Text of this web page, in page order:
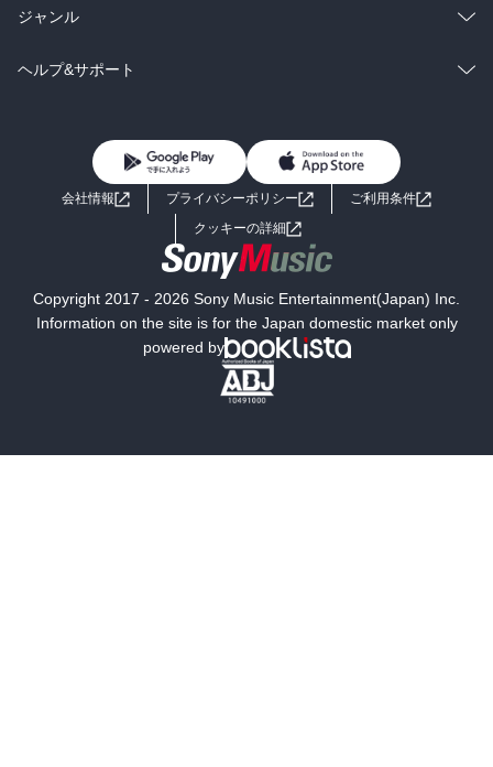
BL・TL
雑誌・グラビア
BL・TL
ラノベ
雑誌・グラビア
総合
ラノベ
ジャンル
コミック
ライトノベル 男子向けラノベ
小説
海外小説
ミステリー SF
文学
ヘルプ&サポート
よくあるご質問 お問い合わせ
会社情報 プライバシーポリシー
ご利用条件
クッキーの詳細
Copyright 2017 - 2026 Sony Music Entertainment(Japan) Inc.
Information on the site is for the Japan domestic market only
powered by